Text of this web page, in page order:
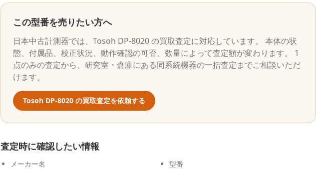
この型番を売りたい方へ
日本中古計測器では、 Tosoh DP-8020の買取査定に対応しています。 本体の状
態、付属品、校正状況、動作確認の可否、数量によって査定額が変わります。 1
点のみの査定から、研究室・倉庫にある同系統機器の一括査定までご相談いただ
けます。
Tosoh DP-8020 の買取査定を依頼する
査定時に確認したい情報
メーカー名
型番